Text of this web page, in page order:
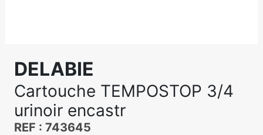
DELABIE
Cartouche TEMPOSTOP 3/4
urinoir encastr
REF : 743645